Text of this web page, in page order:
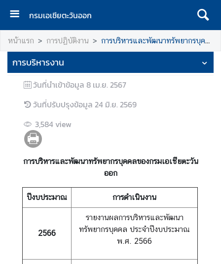
กรมเอเชียตะวันออก
ห
น้
แ
ร
ก
อ
มู
ล
พื้
า
น
หน้าแรก การปฏิบัติงาน การบริหารและพัฒนาทรัพยากรบุคคล
การบริหารงาน
วันที่นำเข้าข้อมูล 8 เม.ย. 2567
วันที่ปรับปรุงข้อมูล 24 มิ.ย. 2569
3,584 view
การบริหารและพัฒนาทรัพยากรบุคคลของกรมเอเชียตะวัน
ออก
ปีงบประมาณ การดำเนินงาน
2566
รายงานผลการบริหารและพัฒนา
ทรัพยากรบุคคล ประจำปีงบประมาณ
พ.ศ. 2566